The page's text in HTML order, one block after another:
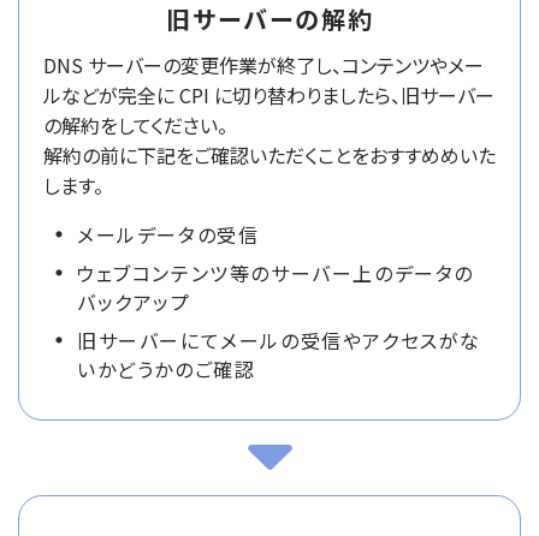
旧サーバーの解約
DNS サーバーの変更作業が終了し、コンテンツやメー
ルなどが完全に CPI に切り替わりましたら、旧サーバー
の解約をしてください。
解約の前に下記をご確認いただくことをおすすめめいた
します。
メールデータの受信
ウェブコンテンツ等のサーバー上のデータの
バックアップ
旧サーバーにてメールの受信やアクセスがな
いかどうかのご確認